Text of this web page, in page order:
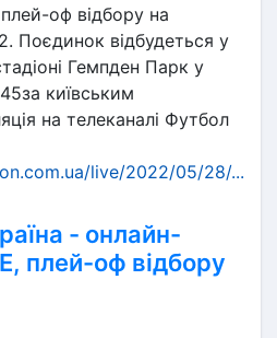
оф відбору на
Поєдинок відбудеться у
Гемпден Парк у
київським
на телеканалі Футбол
live/2022/05/28/...
- онлайн-
плей-оф відбору